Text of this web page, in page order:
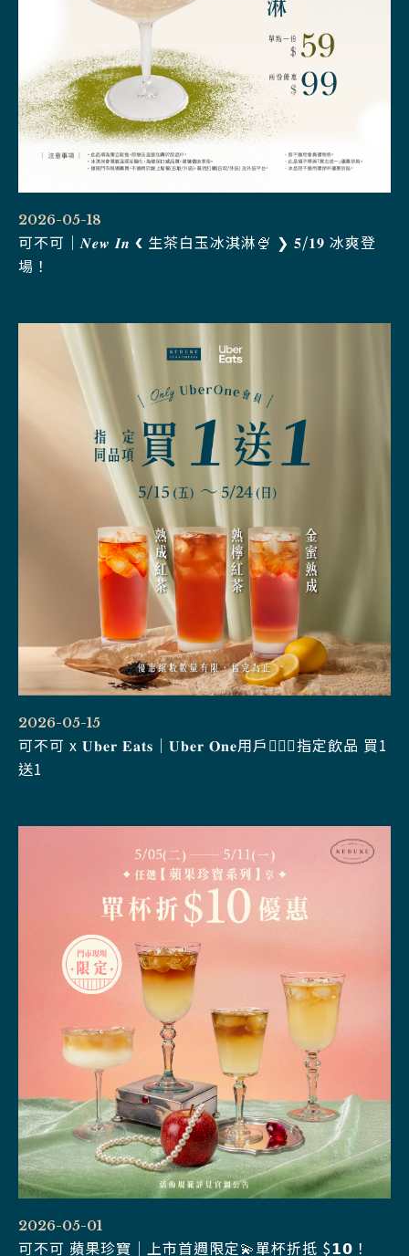
2026-05-18
可不可｜𝑵𝒆𝒘 𝑰𝒏 ❮ 生茶白玉冰淇淋🍨 ❯ 𝟓/𝟏𝟗 冰爽登
場！
2026-05-15
可不可 x 𝐔𝐛𝐞𝐫 𝐄𝐚𝐭𝐬｜𝐔𝐛𝐞𝐫 𝐎𝐧𝐞用戶🧚🏻‍♂️指定飲品 買1
送1
2026-05-01
可不可 蘋果珍寶｜上市首週限定💫單杯折抵 $𝟭𝟬！